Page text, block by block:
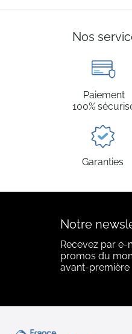
Nos
Paiement
100%
Garanties
Notre
Recevez par e-
promos du
avant-première